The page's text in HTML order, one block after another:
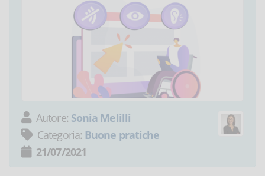
Autore: Sonia Melilli
Categoria: Buone pratiche
21/07/2021